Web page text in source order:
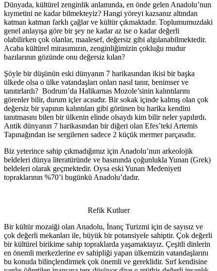
Dünyada, kültürel zenginlik anlamında, en önde gelen Anadolu’nun
kıymetini ne kadar bilmekteyiz? Hangi yöreyi kazsanız altından
katman katman farklı çağlar ve kültür çıkmaktadır. Toplumumuzdaki
genel anlayışa göre bir şey ne kadar az ise o kadar değerli
olabilirken çok olanlar, maalesef, değersiz gibi algılanabilmektedir.
Acaba kültürel mirasımızın, zenginliğimizin çokluğu mudur
bazılarının gözünde onu değersiz kılan?
Şöyle bir düşünün eski dünyanın 7 harikasından ikisi bir başka
ülkede olsa o ülke vatandaşları onları nasıl tanır, benimser ve
tanıtırlardı? Bodrum’da Halikarnas Mozole’sinin kalıntılarını
görenler bilir, durum içler acısıdır. Bir sokak içinde kalmış olan çok
değersiz bir yapının kalıntıları gibi görünen bu harika kendini
tanıtmasını bilen bir ülkenin elinde olsaydı kim bilir neler yapılırdı.
Antik dünyanın 7 harikasından bir diğeri olan Efes’teki Artemis
Tapınağından ise sergilenen sadece 2 küçük mermer parçasıdır.
Biz yeterince sahip çıkmadığımız için Anadolu’nun arkeolojik
beldeleri dünya literatüründe ve basınında çoğunlukla Yunan (Grek)
beldeleri olarak geçmektedir. Oysa eski Yunan Medeniyeti
topraklarının %70’i bugünkü Anadolu’dadır.
Refik Kutluer
Bir kültür mozaiği olan Anadolu, İnanç Turizmi için de sayısız ve
çok değerli mekanları ile, büyük bir potansiyele sahiptir. Çok değerli
bir kültürel birikime sahip topraklarda yaşamaktayız. Çeşitli dinlerin
en önemli merkezlerine ev sahipliği yapan ülkemizin vatandaşlarını
bu konuda bilinçlendirmek çok önemli ve gereklidir. Sırf kendisine